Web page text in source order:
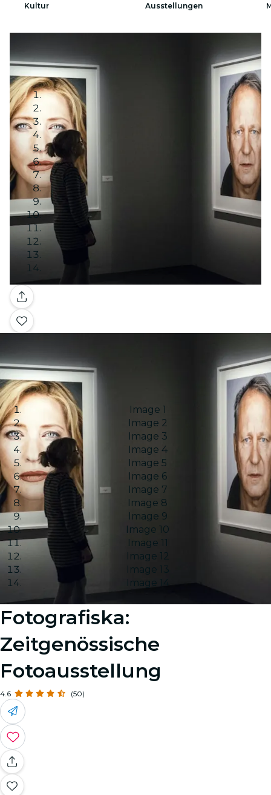
Kultur Ausstellungen
Galerie
Image 1
Image 2
Image 3
Image 4
Image 5
Image 6
Image 7
Image 8
Image 9
Image 10
Image 11
Image 12
Image 13
Image 14
Fotografiska:
Zeitgenössische
Fotoausstellung
4.6 (50)